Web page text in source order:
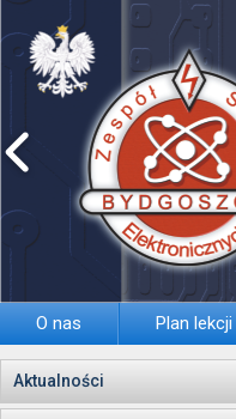
O nas Plan lekcji
Aktualności